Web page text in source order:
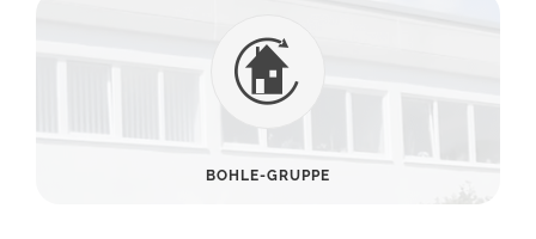
BOHLE-GRUPPE